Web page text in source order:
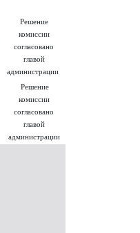
Решение
комиссии
согласовано
главой
администрации
Решение
комиссии
согласовано
главой
администрации